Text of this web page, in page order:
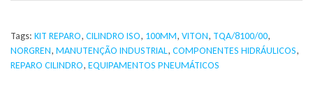
Tags: KIT REPARO, CILINDRO ISO, 100MM, VITON, TQA/8100/00,
NORGREN, MANUTENÇÃO INDUSTRIAL, COMPONENTES HIDRÁULICOS,
REPARO CILINDRO, EQUIPAMENTOS PNEUMÁTICOS